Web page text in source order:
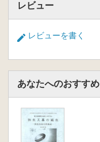
レビュー
レビューを書く
あなたへのおすすめ